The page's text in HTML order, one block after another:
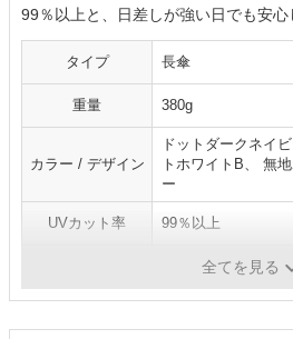
99％以上と、日差しが強い日でも安心
タイプ 長傘
重量 380g
カラー / デザイン
ドットダークネイ
トホワイトB、 無
ー
UVカット率 99％以上
99％以上全てを見る